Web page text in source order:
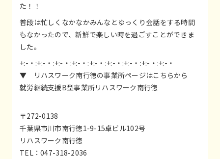
た！！
普段は忙しくなかなかみんなとゆっくり会話をする時間
もなかったので、新鮮で楽しい時を過ごすことができま
した。
+:-・:+:-・:+:-・:+:-・:+:-・:+:-・:+:-・:+:-・:+:-・
▼ リハスワーク南行徳の事業所ページはこちらから
就労継続支援B型事業所リハスワーク南行徳
〒272-0138
千葉県市川市南行徳1-9-15卓ビル102号
リハスワーク南行徳
TEL：047-318-2036